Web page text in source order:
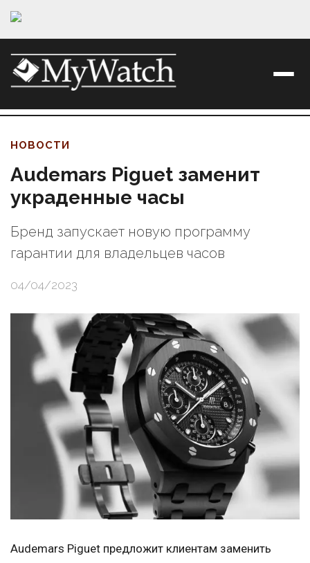
НОВОСТИ
Audemars Piguet заменит
украденные часы
Бренд запускает новую программу
гарантии для владельцев часов
04/04/2023
Audemars Piguet предложит клиентам заменить